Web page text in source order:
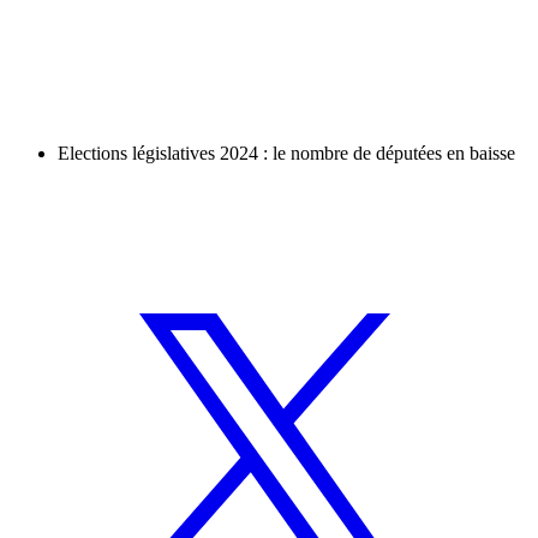
Elections législatives 2024 : le nombre de députées en baisse